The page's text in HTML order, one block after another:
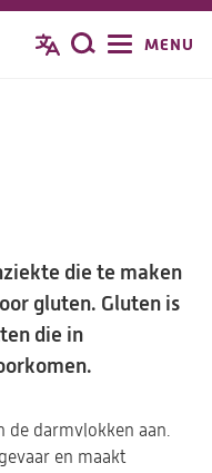
Zoeken
MENU
die te maken
gluten. Gluten is
die in
de darmvlokken aan.
en maakt